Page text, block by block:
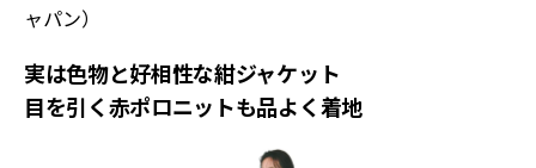
ャパン）
実は色物と好相性な紺ジャケット
目を引く赤ポロニットも品よく着地